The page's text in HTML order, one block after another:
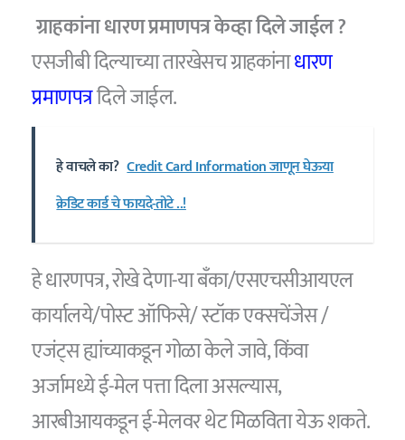
ग्राहकांना धारण प्रमाणपत्र केव्हा दिले जाईल ?
एसजीबी दिल्याच्या तारखेसच ग्राहकांनाधारण
प्रमाणपत्रदिले जाईल.
हे वाचले का? Credit Card Information जाणून घेऊया
क्रेडिट कार्ड चे फायदे-तोटे ..!
हे धारणपत्र, रोखे देणा-या बँका/एसएचसीआयएल
कार्यालये/पोस्ट ऑफिसे/ स्टॉक एक्सचेंजेस /
एजंट्स ह्यांच्याकडून गोळा केले जावे, किंवा
अर्जामध्ये ई-मेल पत्ता दिला असल्यास,
आरबीआयकडून ई-मेलवर थेट मिळविता येऊ शकते.